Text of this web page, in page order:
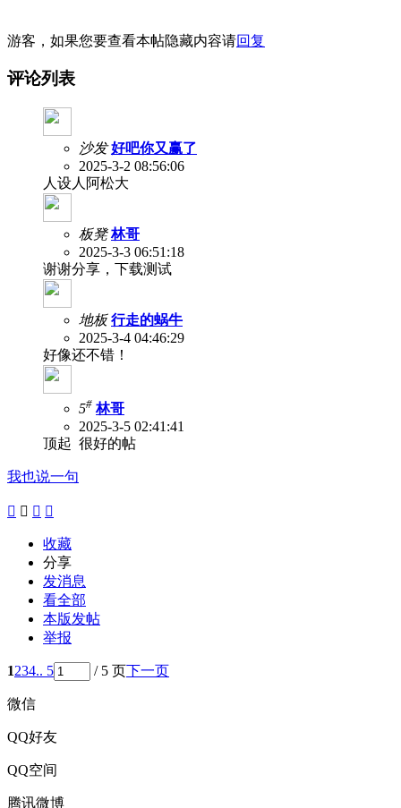
游客，如果您要查看本帖隐藏内容请回复
评论列表
沙发 好吧你又赢了
2025-3-2 08:56:06
人设人阿松大
板凳 林哥
2025-3-3 06:51:18
谢谢分享，下载测试
地板 行走的蜗牛
2025-3-4 04:46:29
好像还不错！
5# 林哥
2025-3-5 02:41:41
顶起 很好的帖
我也说一句
   
收藏
分享
发消息
看全部
本版发帖
举报
1234.. 5 / 5 页下一页
微信
QQ好友
QQ空间
腾讯微博